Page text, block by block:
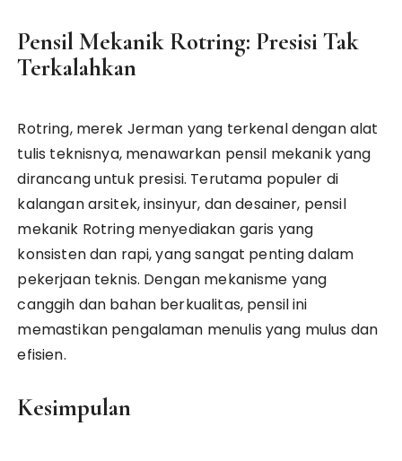
Pensil Mekanik Rotring: Presisi Tak
Terkalahkan
Rotring, merek Jerman yang terkenal dengan alat
tulis teknisnya, menawarkan pensil mekanik yang
dirancang untuk presisi. Terutama populer di
kalangan arsitek, insinyur, dan desainer, pensil
mekanik Rotring menyediakan garis yang
konsisten dan rapi, yang sangat penting dalam
pekerjaan teknis. Dengan mekanisme yang
canggih dan bahan berkualitas, pensil ini
memastikan pengalaman menulis yang mulus dan
efisien.
Kesimpulan